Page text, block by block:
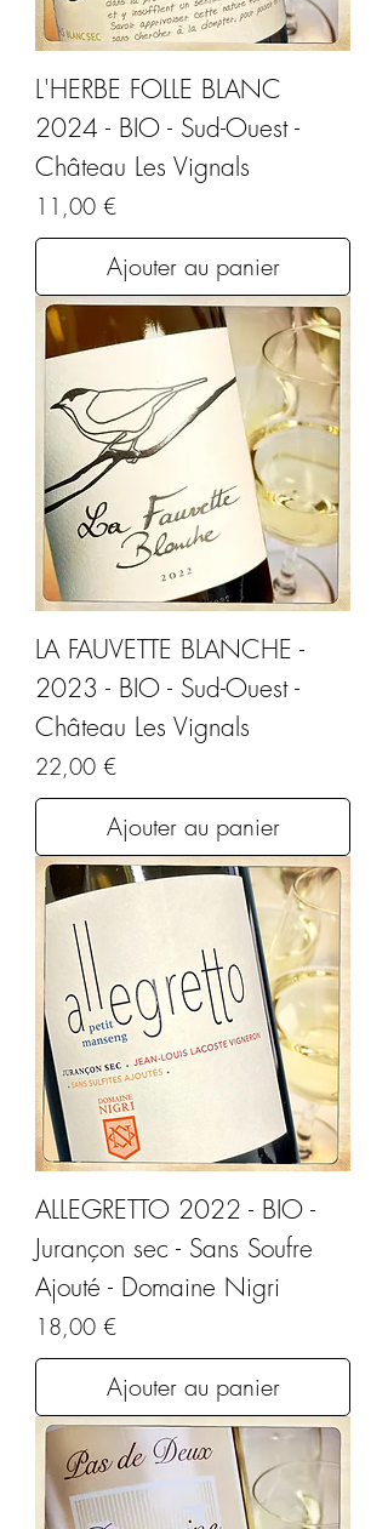
L'HERBE FOLLE BLANC
2024 - BIO - Sud-Ouest -
Château Les Vignals
Prix
11,00 €
Ajouter au panier
LA FAUVETTE BLANCHE -
2023 - BIO - Sud-Ouest -
Château Les Vignals
Prix
22,00 €
Ajouter au panier
ALLEGRETTO 2022 - BIO -
Jurançon sec - Sans Soufre
Ajouté - Domaine Nigri
Prix
18,00 €
Ajouter au panier